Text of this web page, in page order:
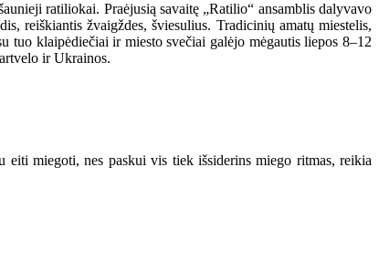
ratiliokai. Praėjusią savaitę „Ratilio“ ansamblis dalyvavo
reiškiantis žvaigždes, šviesulius. Tradicinių amatų miestelis,
tuo klaipėdiečiai ir miesto svečiai galėjo mėgautis liepos 8–12
ir Ukrainos.
miegoti, nes paskui vis tiek išsiderins miego ritmas, reikia